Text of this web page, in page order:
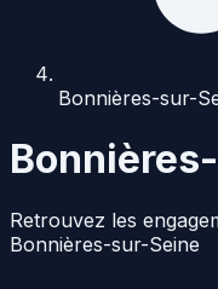
Bonnières-sur-
Retrouvez les
Bonnières-sur-Seine